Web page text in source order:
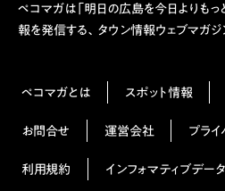
ペコマガは「明日の広島を今日よりも
報を発信する、タウン情報ウェブマガジ
ペコマガとは スポット情報
お問合せ 運営会社 プラ
利用規約 インフォマティブデー